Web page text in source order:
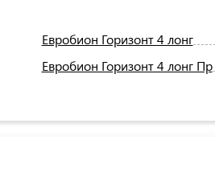
Евробион Горизонт 4 лонг
Евробион Горизонт 4 лонг Пр